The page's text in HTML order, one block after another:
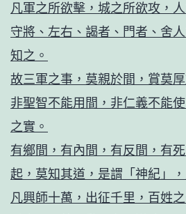
凡軍之所欲擊，城之所欲攻，
守將、左右、謁者、門者、舍
知之。
故三軍之事，莫親於間，賞莫
非聖智不能用間，非仁義不能
之實。
有鄉間，有內間，有反間，有
起，莫知其道，是謂「神紀」
凡興師十萬，出征千里，百姓